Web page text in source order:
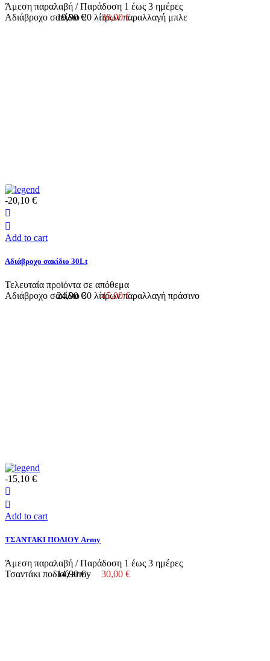
Άμεση παραλαβή / Παράδoση 1 έως 3 ημέρες
19,90 €
38,00 €
Αδιάβροχο σακίδιο 20 λίτρων παραλλαγή μπλε
-20,10 €
Add to cart
Αδιάβροχο σακίδιο 30Lt
Τελευταία προϊόντα σε απόθεμα
24,90 €
45,00 €
Αδιάβροχο σακίδιο 30 λίτρων παραλλαγή πράσινο
-15,10 €
Add to cart
ΤΣΑΝΤΑΚΙ ΠΟΔΙΟΥ Army
Άμεση παραλαβή / Παράδoση 1 έως 3 ημέρες
14,90 €
30,00 €
Τσαντάκι ποδιού army